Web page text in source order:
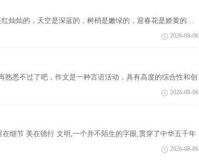
灿灿的，天空是深蓝的，树梢是嫩绿的，迎春花是娇黄的…
2026-08-06
熟悉不过了吧，作文是一种言语活动，具有高度的综合性和创
2026-08-06
美在德行 文明,一个并不陌生的字眼,贯穿了中华五千年
2026-08-06